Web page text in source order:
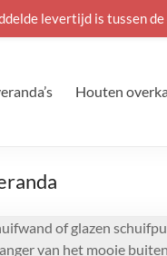
Houten
of glazen
van het mooie
levertijd is tussen